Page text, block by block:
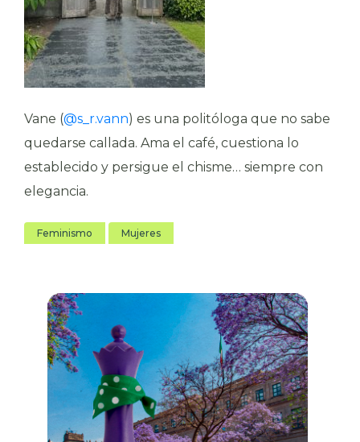
Vane (@s_r.vann) es una politóloga que no sabe
quedarse callada. Ama el café, cuestiona lo
establecido y persigue el chisme… siempre con
elegancia.
Feminismo Mujeres